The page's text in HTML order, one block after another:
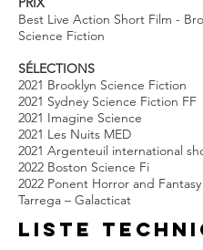
Best Live Action Short Film -
Science Fiction
SÉLECTIONS
2021 Brooklyn Science Fiction
2021 Sydney Science Fiction FF
2021 Imagine Science
2021 Les Nuits MED
2021 Argenteuil international
2022 Boston Science Fi
2022 Ponent Horror and
Tarrega – Galacticat
liste